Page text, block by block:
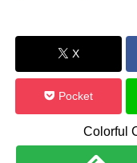
X
Pocket
Colorful